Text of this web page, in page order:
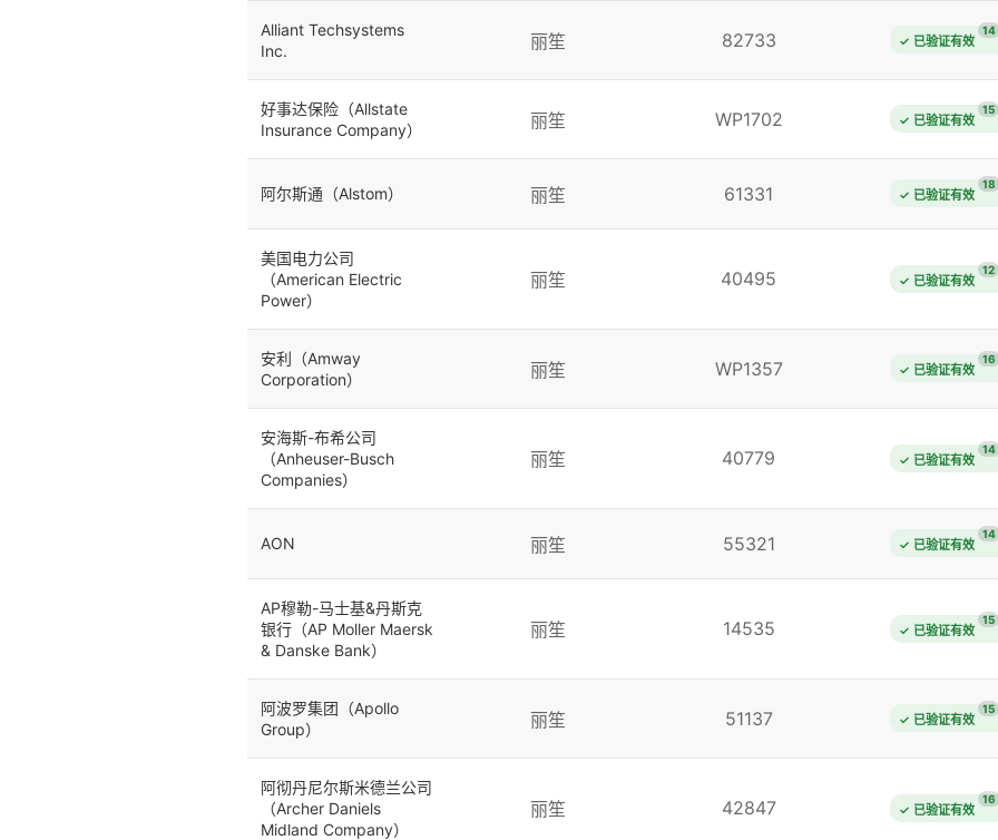
Alliant Techsystems
Inc.
丽笙 82733 ✓ 已验证有效
14
好事达保险（Allstate
Insurance Company）
丽笙 WP1702 ✓ 已验证有效
15
阿尔斯通（Alstom） 丽笙 61331 ✓ 已验证有效
18
美国电力公司
（American Electric
Power）
丽笙 40495 ✓ 已验证有效
12
安利（Amway
Corporation）
丽笙 WP1357 ✓ 已验证有效
16
安海斯-布希公司
（Anheuser-Busch
Companies）
丽笙 40779 ✓ 已验证有效
14
AON 丽笙 55321 ✓ 已验证有效
14
AP穆勒-马士基&丹斯克
银行（AP Moller Maersk
& Danske Bank）
丽笙 14535 ✓ 已验证有效
15
阿波罗集团（Apollo
Group）
丽笙 51137 ✓ 已验证有效
15
阿彻丹尼尔斯米德兰公司
（Archer Daniels
Midland Company）
丽笙 42847 ✓ 已验证有效
16